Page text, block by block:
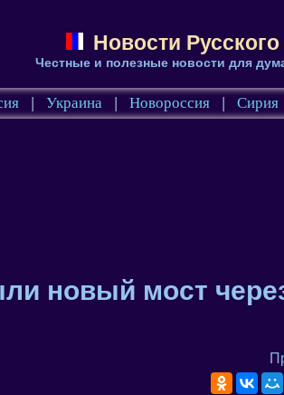
Новости
Честные и полезные новости для
| Украина | Новороссия | Сирия
новый мост